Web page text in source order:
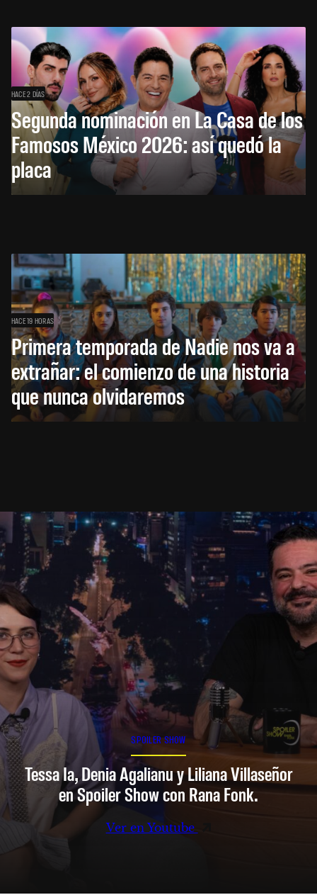
HACE 2 DÍAS
Segunda nominación en La Casa de los
Famosos México 2026: así quedó la
placa
HACE 19 HORAS
Primera temporada de Nadie nos va a
extrañar: el comienzo de una historia
que nunca olvidaremos
SPOILER SHOW
Tessa Ia, Denia Agalianu y Liliana Villaseñor
en Spoiler Show con Rana Fonk.
Ver en Youtube